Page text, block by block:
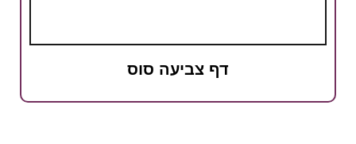
דף צביעה סוס